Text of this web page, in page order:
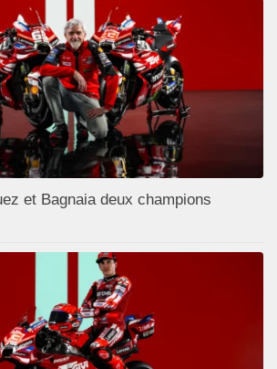
et Bagnaia deux champions